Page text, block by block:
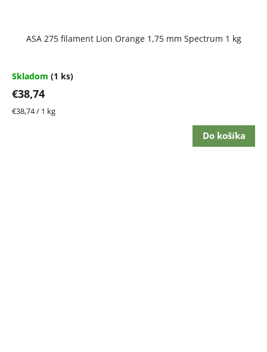
ASA 275 filament Lion Orange 1,75 mm Spectrum 1 kg
Skladom (1 ks)
€38,74
Jednotková
€38,74 / 1 kg
Do košíka